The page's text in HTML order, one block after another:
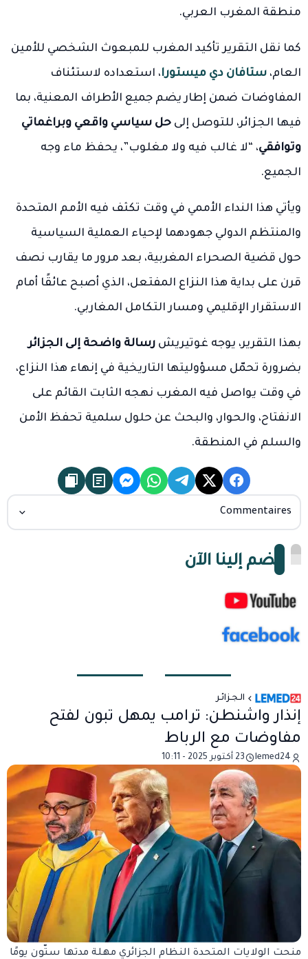
منطقة المغرب العربي.
كما نقل التقرير تأكيد المغرب للمبعوث الشخصي للأمين
العام، ستافان دي ميستورا، استعداده لاستئناف
المفاوضات ضمن إطار يضم جميع الأطراف المعنية، بما
فيها الجزائر، للتوصل إلى حل سياسي واقعي وبراغماتي
وتوافقي، “لا غالب فيه ولا مغلوب”، يحفظ ماء وجه
الجميع.
ويأتي هذا النداء الأممي في وقت تكثف فيه الأمم المتحدة
والمنتظم الدولي جهودهما لإحياء العملية السياسية
حول قضية الصحراء المغربية، بعد مرور ما يقارب نصف
قرن على بداية هذا النزاع المفتعل، الذي أصبح عائقًا أمام
الاستقرار الإقليمي ومسار التكامل المغاربي.
بهذا التقرير، يوجه غوتيريش رسالة واضحة إلى الجزائر
بضرورة تحمّل مسؤوليتها التاريخية في إنهاء هذا النزاع،
في وقت يواصل فيه المغرب نهجه الثابت القائم على
الانفتاح، والحوار، والبحث عن حلول سلمية تحفظ الأمن
والسلم في المنطقة.
Commentaires
انضم إلينا الآن
الـجـزائـر
إنذار واشنطن: ترامب يمهل تبون لفتح
مفاوضات مع الرباط
lemed24 23 أكتوبر 2025 - 10:11
منحت الولايات المتحدة النظام الجزائري مهلة مدتها ستّون يومًا